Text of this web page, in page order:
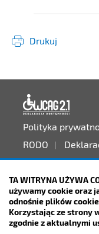
TA WITRYNA UŻYWA
używamy cookie oraz
odnośnie plików
Korzystając ze strony
zgodnie z aktualnymi
Drukuj
Polityka
RODO